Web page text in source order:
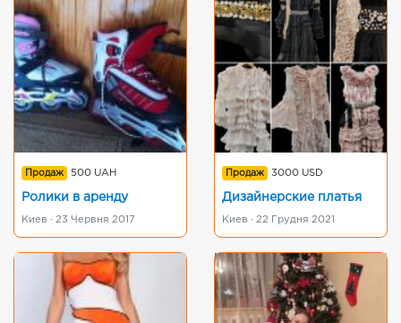
Продаж 500 UAH
Ролики в аренду
Киев · 23 Червня 2017
Продаж 3000 USD
Дизайнерские платья
Киев · 22 Грудня 2021